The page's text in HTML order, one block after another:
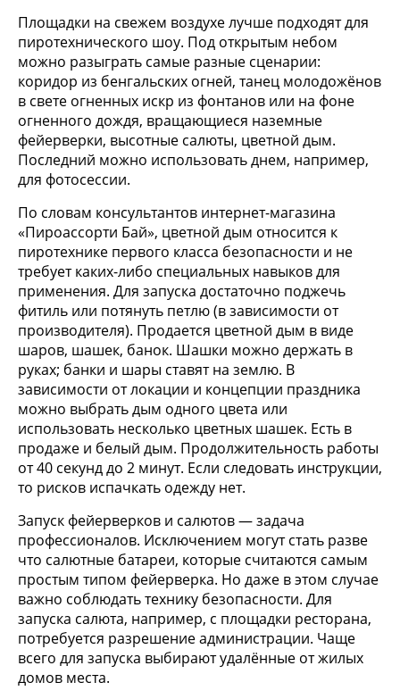
Площадки на свежем воздухе лучше подходят для
пиротехнического шоу. Под открытым небом
можно разыграть самые разные сценарии:
коридор из бенгальских огней, танец молодожёнов
в свете огненных искр из фонтанов или на фоне
огненного дождя, вращающиеся наземные
фейерверки, высотные салюты, цветной дым.
Последний можно использовать днем, например,
для фотосессии.
По словам консультантов интернет-магазина
«Пироассорти Бай», цветной дым относится к
пиротехнике первого класса безопасности и не
требует каких-либо специальных навыков для
применения. Для запуска достаточно поджечь
фитиль или потянуть петлю (в зависимости от
производителя). Продается цветной дым в виде
шаров, шашек, банок. Шашки можно держать в
руках; банки и шары ставят на землю. В
зависимости от локации и концепции праздника
можно выбрать дым одного цвета или
использовать несколько цветных шашек. Есть в
продаже и белый дым. Продолжительность работы
от 40 секунд до 2 минут. Если следовать инструкции,
то рисков испачкать одежду нет.
Запуск фейерверков и салютов — задача
профессионалов. Исключением могут стать разве
что салютные батареи, которые считаются самым
простым типом фейерверка. Но даже в этом случае
важно соблюдать технику безопасности. Для
запуска салюта, например, с площадки ресторана,
потребуется разрешение администрации. Чаще
всего для запуска выбирают удалённые от жилых
домов места.